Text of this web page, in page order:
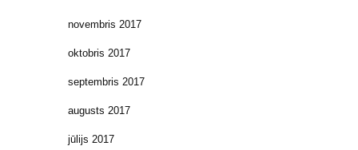
novembris 2017
oktobris 2017
septembris 2017
augusts 2017
jūlijs 2017